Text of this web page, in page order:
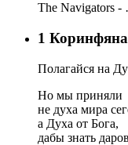
The Navigators
1
Полагайся на
Но мы приняли
не духа мира
а Духа от Бога,
дабы знать